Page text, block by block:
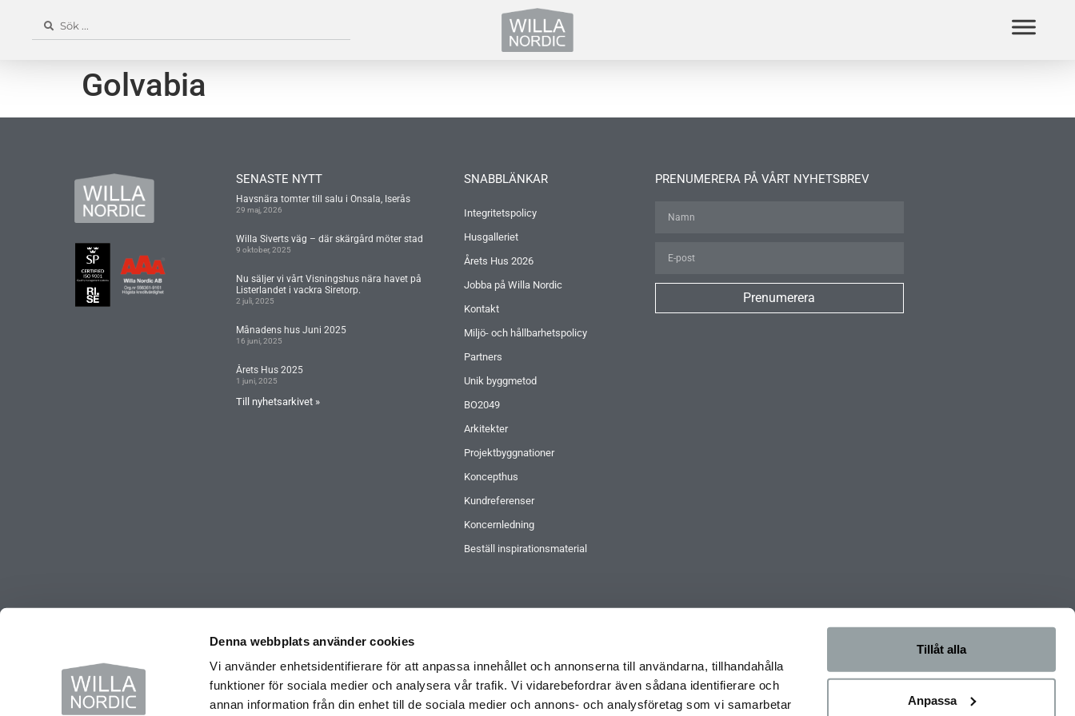
Denna webbplats använder cookies
Vi använder enhetsidentifierare för att anpassa innehållet och annonserna till användarna, tillhandahålla
funktioner för sociala medier och analysera vår trafik. Vi vidarebefordrar även sådana identifierare och
annan information från din enhet till de sociala medier och annons- och analysföretag som vi samarbetar
Tillåt alla
Anpassa
Golvabia
SENASTE NYTT
Havsnära tomter till salu i Onsala, Iserås
29 maj, 2026
Willa Siverts väg – där skärgård möter stad
9 oktober, 2025
Nu säljer vi vårt Visningshus nära havet på
Listerlandet i vackra Siretorp.
2 juli, 2025
Månadens hus Juni 2025
16 juni, 2025
Årets Hus 2025
1 juni, 2025
Till nyhetsarkivet »
SNABBLÄNKAR
Integritetspolicy
Husgalleriet
Årets Hus 2026
Jobba på Willa Nordic
Kontakt
Miljö- och hållbarhetspolicy
Partners
Unik byggmetod
BO2049
Arkitekter
Projektbyggnationer
Koncepthus
Kundreferenser
Koncernledning
Beställ inspirationsmaterial
PRENUMERERA PÅ VÅRT NYHETSBREV
Prenumerera
© Copyright 2026 Willa Nordic AB | All Rights Reserved